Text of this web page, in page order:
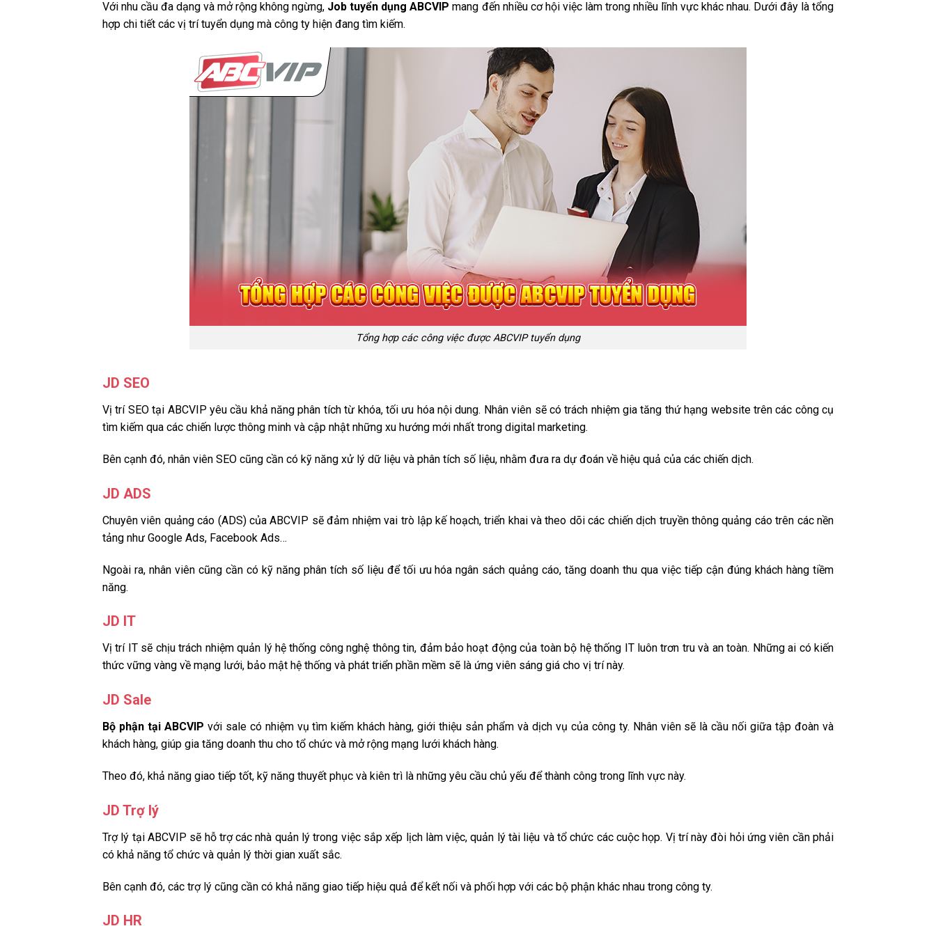
Với nhu cầu đa dạng và mở rộng không ngừng, Job tuyển dụng ABCVIP mang đến nhiều cơ hội việc làm trong nhiều lĩnh vực khác nhau. Dưới đây là tổng
hợp chi tiết các vị trí tuyển dụng mà công ty hiện đang tìm kiếm.
Tổng hợp các công việc được ABCVIP tuyển dụng
JD SEO
Vị trí SEO tại ABCVIP yêu cầu khả năng phân tích từ khóa, tối ưu hóa nội dung. Nhân viên sẽ có trách nhiệm gia tăng thứ hạng website trên các công cụ
tìm kiếm qua các chiến lược thông minh và cập nhật những xu hướng mới nhất trong digital marketing.
Bên cạnh đó, nhân viên SEO cũng cần có kỹ năng xử lý dữ liệu và phân tích số liệu, nhằm đưa ra dự đoán về hiệu quả của các chiến dịch.
JD ADS
Chuyên viên quảng cáo (ADS) của ABCVIP sẽ đảm nhiệm vai trò lập kế hoạch, triển khai và theo dõi các chiến dịch truyền thông quảng cáo trên các nền
tảng như Google Ads, Facebook Ads…
Ngoài ra, nhân viên cũng cần có kỹ năng phân tích số liệu để tối ưu hóa ngân sách quảng cáo, tăng doanh thu qua việc tiếp cận đúng khách hàng tiềm
năng.
JD IT
Vị trí IT sẽ chịu trách nhiệm quản lý hệ thống công nghệ thông tin, đảm bảo hoạt động của toàn bộ hệ thống IT luôn trơn tru và an toàn. Những ai có kiến
thức vững vàng về mạng lưới, bảo mật hệ thống và phát triển phần mềm sẽ là ứng viên sáng giá cho vị trí này.
JD Sale
Bộ phận tại ABCVIP với sale có nhiệm vụ tìm kiếm khách hàng, giới thiệu sản phẩm và dịch vụ của công ty. Nhân viên sẽ là cầu nối giữa tập đoàn và
khách hàng, giúp gia tăng doanh thu cho tổ chức và mở rộng mạng lưới khách hàng.
Theo đó, khả năng giao tiếp tốt, kỹ năng thuyết phục và kiên trì là những yêu cầu chủ yếu để thành công trong lĩnh vực này.
JD Trợ lý
Trợ lý tại ABCVIP sẽ hỗ trợ các nhà quản lý trong việc sắp xếp lịch làm việc, quản lý tài liệu và tổ chức các cuộc họp. Vị trí này đòi hỏi ứng viên cần phải
có khả năng tổ chức và quản lý thời gian xuất sắc.
Bên cạnh đó, các trợ lý cũng cần có khả năng giao tiếp hiệu quả để kết nối và phối hợp với các bộ phận khác nhau trong công ty.
JD HR